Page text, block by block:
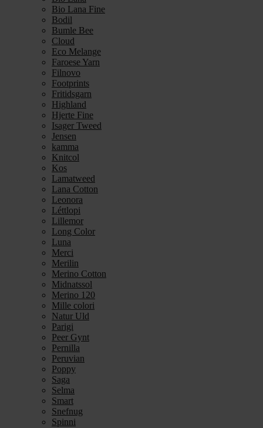
Bio Lana Fine
Bodil
Bumle Bee
Cloud
Eco Melange
Faroese Yarn
Filnovo
Footprints
Fritidsgarn
Highland
Hjerte Fine
Isager Tweed
Jensen
kamma
Knitcol
Kos
Lamatweed
Lana Cotton
Leonora
Léttlopi
Lillemor
Long Color
Luna
Merci
Merilin
Merino Cotton
Midnatssol
Merino 120
Mille colori
Natur Uld
Parigi
Peer Gynt
Pernilla
Peruvian
Poppy
Saga
Selma
Smart
Snefnug
Spinni